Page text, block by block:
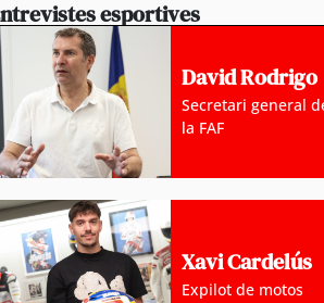
esportives
David Rodrigo
Secretari general
la FAF
Xavi Cardelús
Expilot de motos